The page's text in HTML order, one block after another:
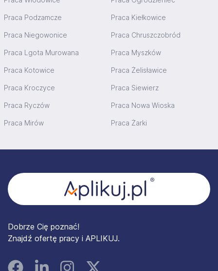
Praca Podzamcze Praca Kiełkowice
Praca Niegowonice Praca Chruszczobród
Praca Lgota Murowana Praca Myszków
Praca Kotowice Praca Żelisławice
Praca Kroczyce Praca Siewierz
Praca Ryczów Praca Nowa Wioska
Praca Mirów Praca Żarki
Dobrze Cię poznać!
Znajdź ofertę pracy i APLIKUJ.
FacebookLinked InInstagramInstagram